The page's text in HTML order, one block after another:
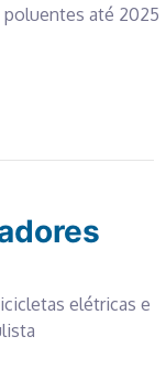
até 2025
elétricas e